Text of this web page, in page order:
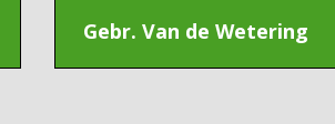
Gebr. Van de Wetering